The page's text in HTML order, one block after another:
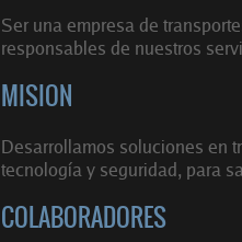
Ser una empresa de
responsables de nuestros
MISION
Desarrollamos soluciones en
tecnología y seguridad, para
COLABORADORES